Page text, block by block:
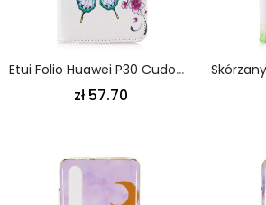
Etui Folio Huawei P30 Cudowne Motyle Etui Ochronne
zł 57.70